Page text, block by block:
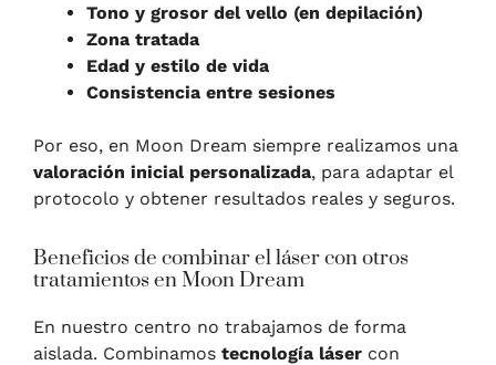
Tono y grosor del vello (en depilación)
Zona tratada
Edad y estilo de vida
Consistencia entre sesiones
Por eso, en Moon Dream siempre realizamos una
valoración inicial personalizada, para adaptar el
protocolo y obtener resultados reales y seguros.
Beneficios de combinar el láser con otros
tratamientos en Moon Dream
En nuestro centro no trabajamos de forma
aislada. Combinamos tecnología láser con